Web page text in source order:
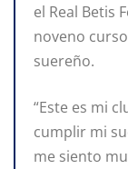
el Real Betis
noveno
suereño.
“Este es mi
cumplir mi
me siento